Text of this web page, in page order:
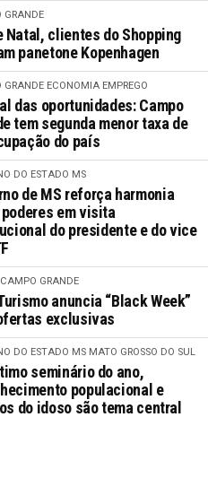
GRANDE
Natal, clientes do Shopping
panetone Kopenhagen
GRANDE ECONOMIA EMPREGO
das oportunidades: Campo
tem segunda menor taxa de
do país
DO ESTADO MS
de MS reforça harmonia
em visita
do presidente e do vice
CAMPO GRANDE
anuncia “Black Week”
exclusivas
DO ESTADO MS MATO GROSSO DO SUL
seminário do ano,
populacional e
do idoso são tema central